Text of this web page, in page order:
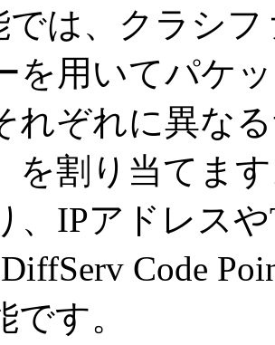
では、クラシ
を用いてパケ
れぞれに異な
を割り当てま
、IPアドレス
Code
す。